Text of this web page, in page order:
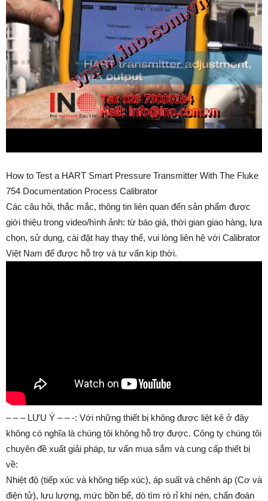
How to Test a HART Smart Pressure Transmitter With The Fluke
754 Documentation Process Calibrator
Các câu hỏi, thắc mắc, thông tin liên quan đến sản phẩm được
giới thiệu trong video/hình ảnh: từ báo giá, thời gian giao hàng, lựa
chọn, sử dụng, cài đặt hay thay thế, vui lòng liên hệ với Calibrator
Việt Nam để được hỗ trợ và tư vấn kịp thời.
– – – LƯU Ý – – -: Với những thiết bị không được liệt kê ở đây
không có nghĩa là chúng tôi không hỗ trợ được. Công ty chúng tôi
chuyên đề xuất giải pháp, tư vấn mua sắm và cung cấp thiết bị
về:
Nhiệt độ (tiếp xúc và không tiếp xúc), áp suất và chênh áp (Cơ và
điện tử), lưu lượng, mức bồn bể, dò tìm rò rỉ khí nén, chẩn đoán